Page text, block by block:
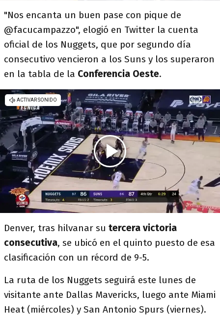
"Nos encanta un buen pase con pique de
@facucampazzo", elogió en Twitter la cuenta
oficial de los Nuggets, que por segundo día
consecutivo vencieron a los Suns y los superaron
en la tabla de la Conferencia Oeste.
Denver, tras hilvanar su tercera victoria
consecutiva, se ubicó en el quinto puesto de esa
clasificación con un récord de 9-5.
La ruta de los Nuggets seguirá este lunes de
visitante ante Dallas Mavericks, luego ante Miami
Heat (miércoles) y San Antonio Spurs (viernes).